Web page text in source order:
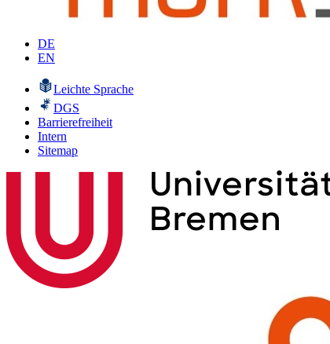
DE
EN
Leichte Sprache
DGS
Barrierefreiheit
Intern
Sitemap